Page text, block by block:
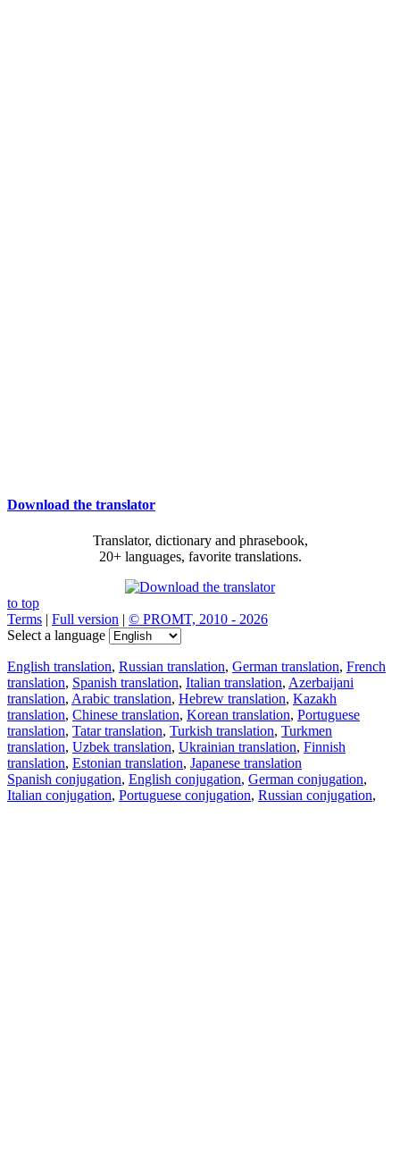
Download the translator
Translator, dictionary and phrasebook,
20+ languages, favorite translations.
to top
Terms | Full version | © PROMT, 2010 - 2026
Select a language
English translation, Russian translation, German translation, French
translation, Spanish translation, Italian translation, Azerbaijani
translation, Arabic translation, Hebrew translation, Kazakh
translation, Chinese translation, Korean translation, Portuguese
translation, Tatar translation, Turkish translation, Turkmen
translation, Uzbek translation, Ukrainian translation, Finnish
translation, Estonian translation, Japanese translation
Spanish conjugation, English conjugation, German conjugation,
Italian conjugation, Portuguese conjugation, Russian conjugation,